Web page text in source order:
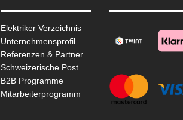
Elektriker Verzeichnis
Unternehmensprofil
Referenzen & Partner
Schweizerische Post
B2B Programme
Mitarbeiterprogramm